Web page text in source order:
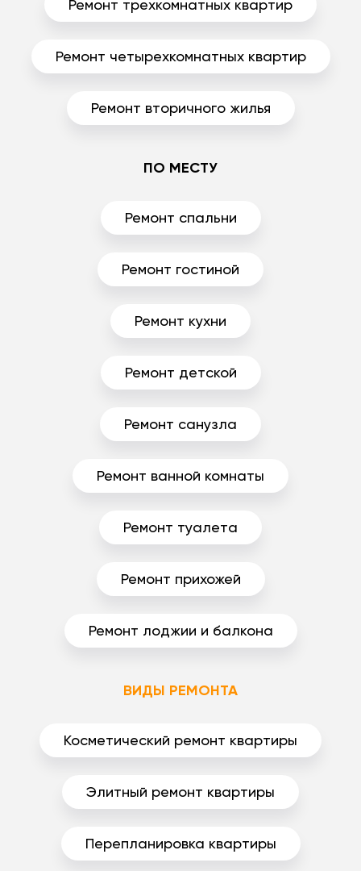
Ремонт трехкомнатных квартир
Ремонт четырехкомнатных квартир
Ремонт вторичного жилья
ПО МЕСТУ
Ремонт спальни
Ремонт гостиной
Ремонт кухни
Ремонт детской
Ремонт санузла
Ремонт ванной комнаты
Ремонт туалета
Ремонт прихожей
Ремонт лоджии и балкона
ВИДЫ РЕМОНТА
Косметический ремонт квартиры
Элитный ремонт квартиры
Перепланировка квартиры